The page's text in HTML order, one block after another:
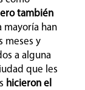
también
mayoría han
meses y
a alguna
que les
hicieron el